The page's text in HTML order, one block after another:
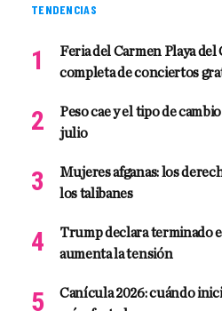
TENDENCIAS
Feria del Carmen Playa
completa de conciertos
Peso cae y el tipo de
julio
Mujeres afganas: los
los talibanes
Trump declara terminado
aumenta la tensión
Canícula 2026: cuándo